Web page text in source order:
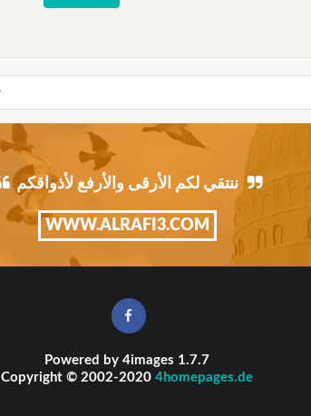
ننتقي لكم الأرقى والأرفع لأذواقكم
WWW.ALRAFI3.COM
Powered by 4images 1.7.7
Copyright © 2002-2020 4homepages.de